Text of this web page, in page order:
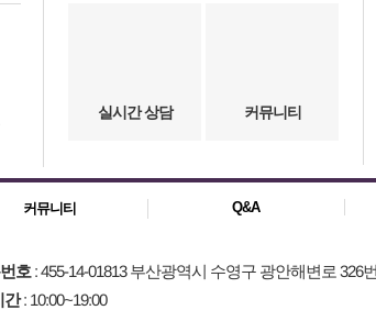
실시간 상담 커뮤니티
커뮤니티 Q&A
호 : 455-14-01813 부산광역시 수영구 광안해변로 326
간: 10:00~19:00